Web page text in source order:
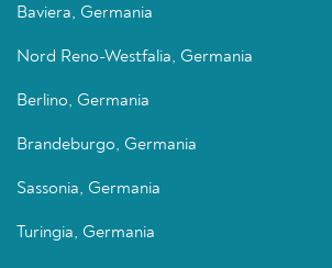
Baviera, Germania
Nord Reno-Westfalia, Germania
Berlino, Germania
Brandeburgo, Germania
Sassonia, Germania
Turingia, Germania